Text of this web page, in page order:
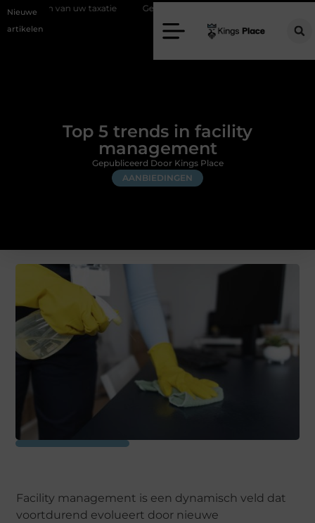
Nieuwe
artikelen
taxatie Geef uw slaapkamer een upgrade met interieuradvies
Top 5 trends in facility
management
AANBIEDINGEN
Gepubliceerd Door Kings Place
Facility management is een dynamisch veld dat
voortdurend evolueert door nieuwe